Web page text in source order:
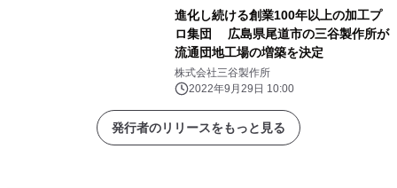
進化し続ける創業100年以上の加工プ
ロ集団 広島県尾道市の三谷製作所が
流通団地工場の増築を決定
株式会社三谷製作所
2022年9月29日 10:00
発行者のリリースをもっと見る